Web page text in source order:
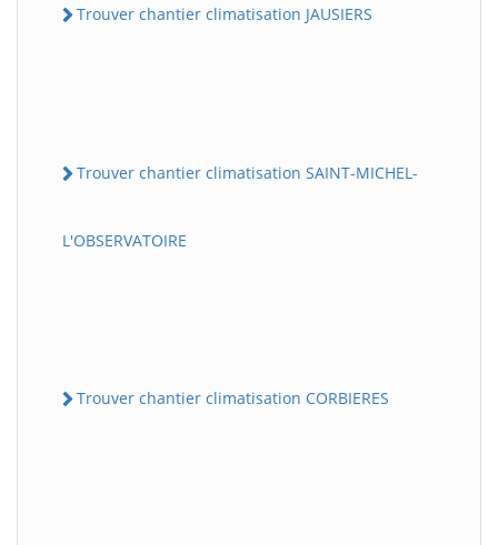
Trouver chantier climatisation JAUSIERS
Trouver chantier climatisation SAINT-MICHEL-
L'OBSERVATOIRE
Trouver chantier climatisation CORBIERES